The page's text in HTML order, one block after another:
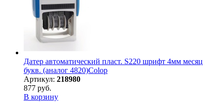
Датер автоматический пласт. S220 шрифт 4мм месяц
букв. (аналог 4820)Colop
Артикул: 218980
877 руб.
В корзину